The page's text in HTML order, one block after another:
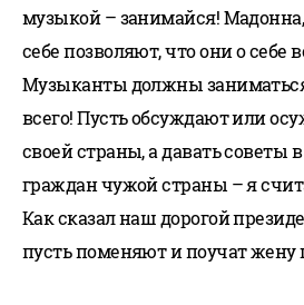
музыкой – занимайся!
себе позволяют, что они о себе
Музыканты должны
всего! Пусть обсуждают или
своей страны, а давать советы
граждан чужой страны – я
Как сказал наш дорогой
пусть поменяют и поучат жену